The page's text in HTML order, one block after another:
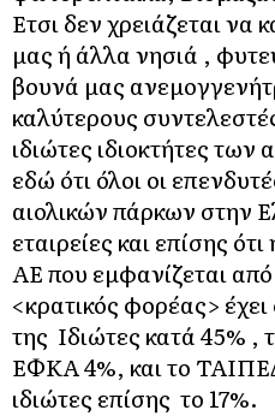
Ετσι δεν χρειάζεται να
μας ή άλλα νησιά ,
βουνά μας
καλύτερους
ιδιώτες ιδιοκτήτες
εδώ ότι όλοι οι
αιολικών πάρκων στην
εταιρείες και επίσης
ΑΕ που εμφανίζεται
<κρατικός φορέας>
της Ιδιώτες κατά 45% ,
ΕΦΚΑ 4%, και το
ιδιώτες επίσης το 17%.